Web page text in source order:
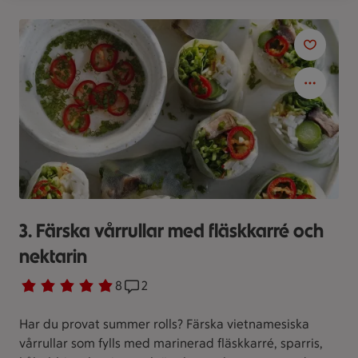
3. Färska vårrullar med fläskkarré och
nektarin
Betyg 4.8 av 5. 8
8 personer har röstatReceptet har 2 kommentarer
2
Har du provat summer rolls? Färska vietnamesiska
vårrullar som fylls med marinerad fläskkarré, sparris,